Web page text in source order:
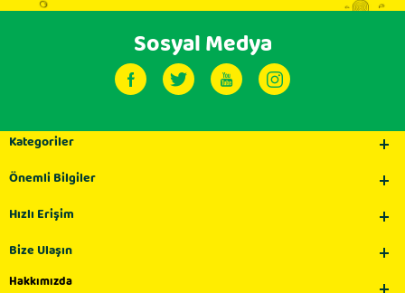
Sosyal Medya
Kategoriler
Önemli Bilgiler
Hızlı Erişim
Bize Ulaşın
Hakkımızda